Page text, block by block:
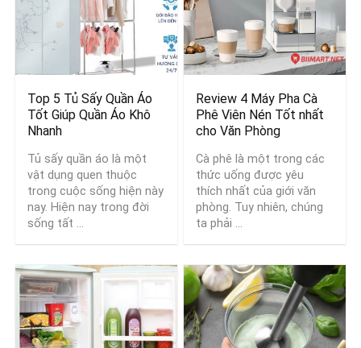
Top 5 Tủ Sấy Quần Áo
Tốt Giúp Quần Áo Khô
Nhanh
Tủ sấy quần áo là một
vật dụng quen thuộc
trong cuộc sống hiện này
nay. Hiện nay trong đời
sống tất ...
Review 4 Máy Pha Cà
Phê Viên Nén Tốt nhất
cho Văn Phòng
Cà phê là một trong các
thức uống được yêu
thích nhất của giới văn
phòng. Tuy nhiên, chúng
ta phải ...